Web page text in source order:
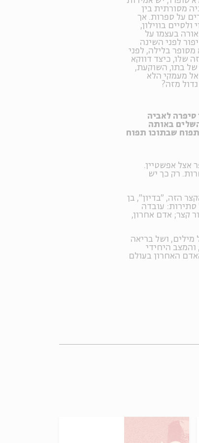
מסורתית בין
על ספרות. אך
בווילון,
בעצמו על
לפני השינה
בלילה, לפני
שלו, כיצד דווקא
של בתו, השוקעת,
מעמקי הלא
מזה?
לאביה
באותה
שבתוכו תפוח
אצל אפשטיין.
רק כך יש
הזה, "בדיון", בן
עובדה
קצר; אדם אחרון,
מילים, ושל בריאה
והמצב היחידי
האחרון בעולם